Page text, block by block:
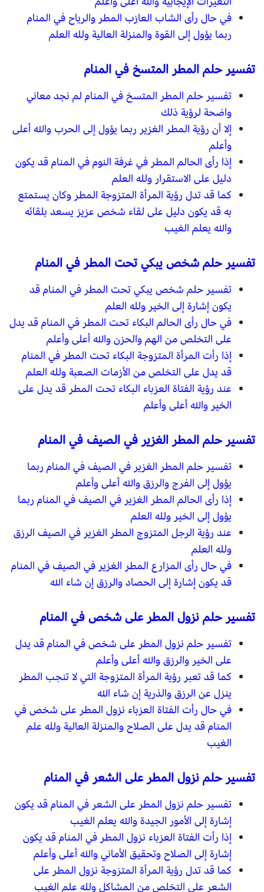
في حال رأى الشاب العازب المطر والرياح في المنام
ربما يؤول إلى القوة والمنزلة العالية ولله العلم
تفسير حلم المطر المتسخ في المنام
تفسير حلم المطر المتسخ في المنام لم نجد معاني
واضحة لرؤية ذلك
إلا أن رؤية المطر الغزير ربما يؤول إلى الحرب والله أعلى
وأعلم
إذا رأى الحالم المطر في غرفة النوم في المنام قد يكون
دليل على الاستقرار ولله العلم
كما قد تدل رؤية المرأة المتزوجة المطر وكان يستمتع
به قد يكون دليل على لقاء شخص عزيز يسعد بلقائه
والله يعلم الغيب
تفسير حلم شخص يبكي تحت المطر في المنام
تفسير حلم شخص يبكي تحت المطر في المنام قد
يكون إشارة إلى الخير ولله العلم
في حال رأى الحالم البكاء تحت المطر في المنام قد يدل
على التخلص من الهم والحزن والله أعلى وأعلم
إذا رأت المرأة المتزوجة البكاء تحت المطر في المنام
قد يدل على التخلص من الأزمات الصعبة ولله العلم
عند رؤية الفتاة العزباء البكاء تحت المطر قد يدل على
الخير والله أعلى وأعلم
تفسير حلم المطر الغزير في الصيف في المنام
تفسير حلم المطر الغزير في الصيف في المنام ربما
يؤول إلى الفرج والرزق والله أعلى وأعلم
إذا رأى الحالم المطر الغزير في الصيف في المنام ربما
يؤول إلى الخير ولله العلم
عند رؤية الرجل المتزوج المطر الغزير في الصيف الرزق
ولله العلم
في حال رأى المزارع المطر الغزير في الصيف في المنام
قد يكون إشارة إلى الحصاد والرزق إن شاء الله
تفسير حلم نزول المطر على شخص في المنام
تفسير حلم نزول المطر على شخص في المنام قد يدل
على الخير والرزق والله أعلى وأعلم
كما قد تعبر رؤية المرأة المتزوجة التي لا تنجب المطر
ينزل عن الرزق والذرية إن شاء الله
في حال رأت الفتاة العزباء نزول المطر على شخص في
المنام قد يدل على الصلاح والمنزلة العالية ولله علم
الغيب
تفسير حلم نزول المطر على الشعر في المنام
تفسير حلم نزول المطر على الشعر في المنام قد يكون
إشارة إلى الأمور الجيدة والله يعلم الغيب
إذا رأت الفتاة العزباء نزول المطر في المنام قد يكون
إشارة إلى الصلاح وتحقيق الأماني والله أعلى وأعلم
كما قد تدل رؤية المرأة المتزوجة نزول المطر على
الشعر على التخلص من المشاكل ولله علم الغيب